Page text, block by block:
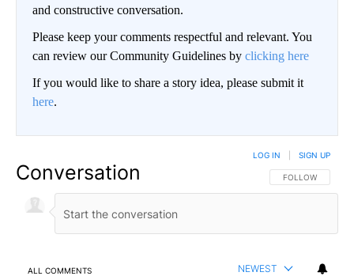
and constructive conversation.
Please keep your comments respectful and relevant. You
can review our Community Guidelines by clicking here
If you would like to share a story idea, please submit it
here.
Conversation FOLLOW THIS
FOLLOW
LOG IN SIGN UP
ALL COMMENTS NEWEST